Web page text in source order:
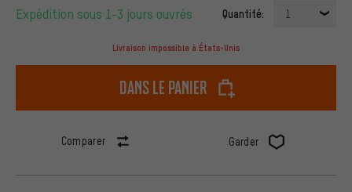
Expédition sous 1-3 jours ouvrés Quantité: 1
Livraison impossible à États-Unis
dans le panier
Comparer Garder